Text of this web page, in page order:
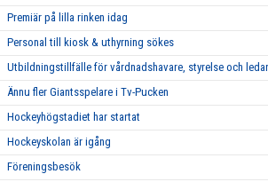
Premiär på lilla rinken idag
Personal till kiosk & uthyrning sökes
Utbildningstillfälle för vårdnadshavare, styrelse och
Ännu fler Giantsspelare i Tv-Pucken
Hockeyhögstadiet har startat
Hockeyskolan är igång
Föreningsbesök